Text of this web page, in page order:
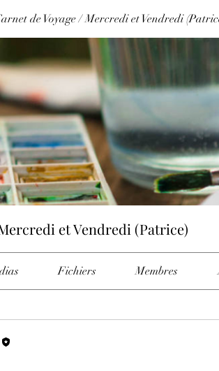
de Voyage / Mercredi et Vendredi
et Vendredi (Patrice)
Fichiers Membres